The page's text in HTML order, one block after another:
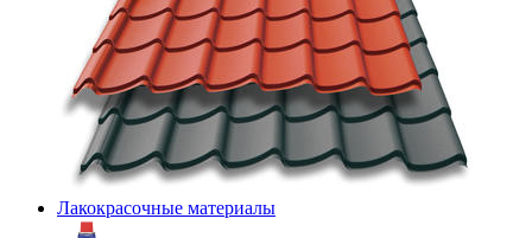
Лакокрасочные материалы